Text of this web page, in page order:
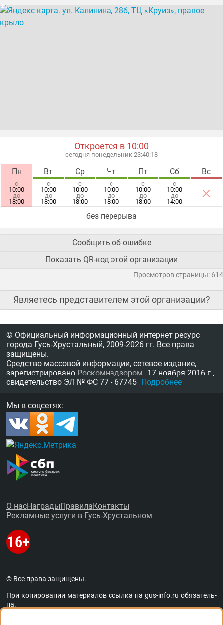
Откроется в 10:00
сегодня понедельник 23:40:18
Пн
с
10:00
до
18:00
Вт
с
10:00
до
18:00
Ср
с
10:00
до
18:00
Чт
с
10:00
до
18:00
Пт
с
10:00
до
18:00
Сб
с
10:00
до
14:00
Вс
×
без перерыва
Сообщить об ошибке
Показать QR-код этой организации
Просмотров страницы: 614
Являетесь представителем этой организации?
© Официальный информационный интернет ресурс
города Гусь-Хрустальный, 2009-2026 гг. Все права
защищены.
Средство массовой информации, сетевое издание,
зарегистрировано Роскомнадзором 17 ноября 2016 г.,
свидетельство ЭЛ № ФС 77 - 67745 Подробнее
Мы в соцсетях:
О насНаградыПравилаКонтакты
Рекламные услуги в Гусь-Хрустальном
© Все права защищены.
При копировании материалов ссыл­ка наgus-info.ru обя­за­тель­
на.